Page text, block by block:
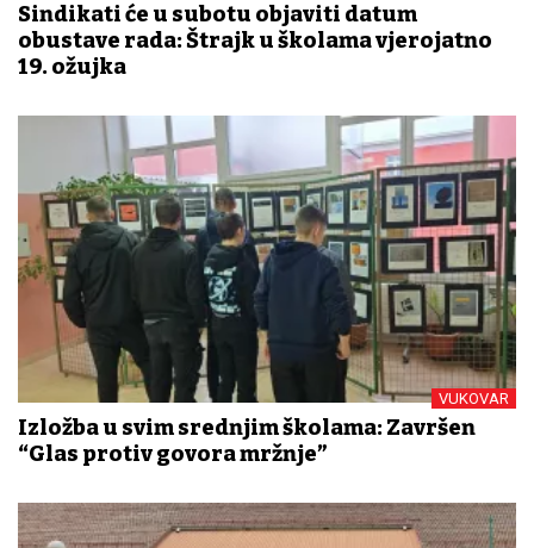
Sindikati će u subotu objaviti datum
obustave rada: Štrajk u školama vjerojatno
19. ožujka
VUKOVAR
Izložba u svim srednjim školama: Završen
“Glas protiv govora mržnje”